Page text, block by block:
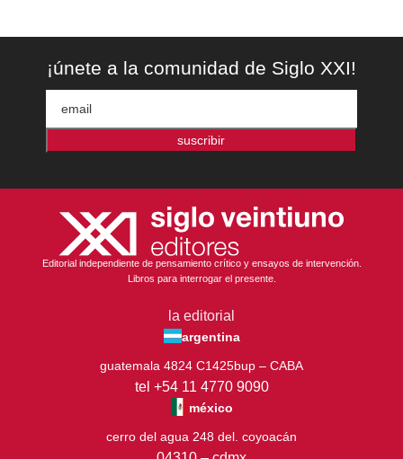
¡únete a la comunidad de Siglo XXI!
suscribir
Editorial independiente de pensamiento crítico y ensayos de intervención.
Libros para interrogar el presente.
la editorial
argentina
guatemala 4824 C1425bup – CABA
tel +54 11 4770 9090
méxico
cerro del agua 248 del. coyoacán